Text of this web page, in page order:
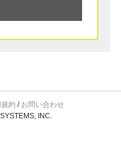
約 / お問い合わせ
INC.